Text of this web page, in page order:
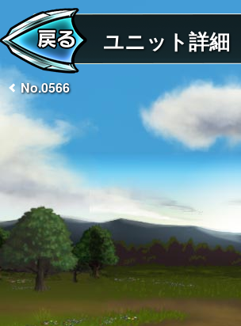
ユニット詳細
No.0566